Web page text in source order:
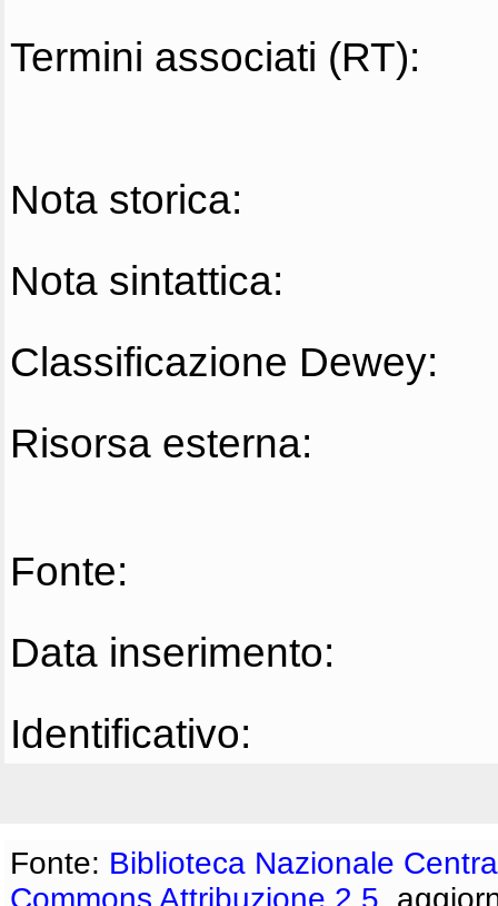
Termini associati (RT):
Nota storica:
Nota sintattica:
Classificazione Dewey:
Risorsa esterna:
Fonte:
Data inserimento:
Identificativo:
Fonte: Biblioteca Nazionale
Commons Attribuzione 2.5 ,